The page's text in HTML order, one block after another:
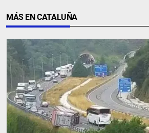
MÁS EN CATALUÑA